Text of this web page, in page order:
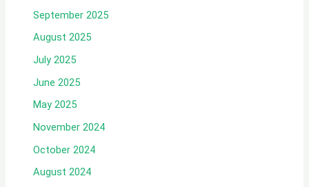
September 2025
August 2025
July 2025
June 2025
May 2025
November 2024
October 2024
August 2024